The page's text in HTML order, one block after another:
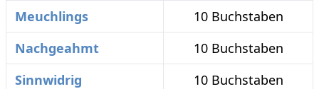
Meuchlings
10 Buchstaben
Nachgeahmt
10 Buchstaben
Sinnwidrig
10 Buchstaben